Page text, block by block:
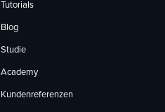
Tutorials
Blog
Studie
Academy
Kundenreferenzen